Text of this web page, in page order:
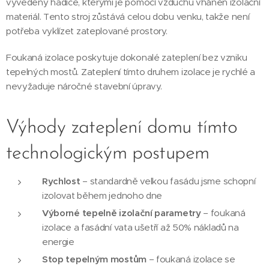
materiál. Tento stroj zůstává celou dobu venku, takže není
potřeba vyklízet zateplované prostory.
Foukaná izolace poskytuje dokonalé zateplení bez vzniku
tepelných mostů. Zateplení tímto druhem izolace je rychlé a
nevyžaduje náročné stavební úpravy.
Výhody zateplení domu tímto
technologickým postupem
Rychlost – standardně velkou fasádu jsme schopní
izolovat během jednoho dne
Výborné tepelně izolační parametry– foukaná
izolace a fasádní vata ušetří až 50% nákladů na
energie
Stop tepelným mostům– foukaná izolace se